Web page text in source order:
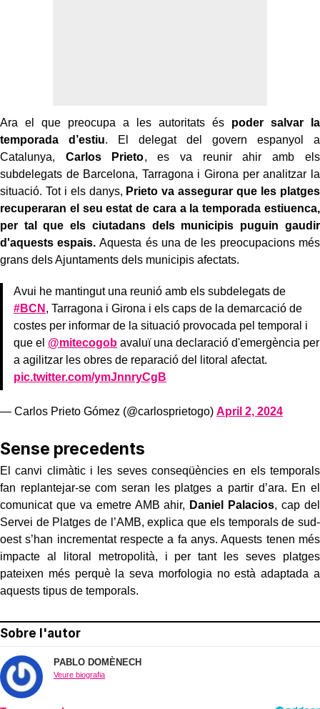
Ara el que preocupa a les autoritats és poder salvar la
temporada d’estiu. El delegat del govern espanyol a
Catalunya, Carlos Prieto, es va reunir ahir amb els
subdelegats de Barcelona, Tarragona i Girona per analitzar la
situació. Tot i els danys, Prieto va assegurar que les platges
recuperaran el seu estat de cara a la temporada estiuenca,
per tal que els ciutadans dels municipis puguin gaudir
d'aquests espais.Aquesta és una de les preocupacions més
grans dels Ajuntaments dels municipis afectats.
Avui he mantingut una reunió amb els subdelegats de
#BCN , Tarragona i Girona i els caps de la demarcació de
costes per informar de la situació provocada pel temporal i
que el @mitecogob avaluï una declaració d'emergència per
a agilitzar les obres de reparació del litoral afectat.
pic.twitter.com/ymJnnryCgB
— Carlos Prieto Gómez (@carlosprietogo) April 2, 2024
Sense precedents
El canvi climàtic i les seves conseqüències en els temporals
fan replantejar-se com seran les platges a partir d’ara. En el
comunicat que va emetre AMB ahir, Daniel Palacios, cap del
Servei de Platges de l’AMB, explica que els temporals de sud-
oest s’han incrementat respecte a fa anys. Aquests tenen més
impacte al litoral metropolità, i per tant les seves platges
pateixen més perquè la seva morfologia no està adaptada a
aquests tipus de temporals.
Sobre l'autor
PABLO DOMÈNECH
Veure biografia